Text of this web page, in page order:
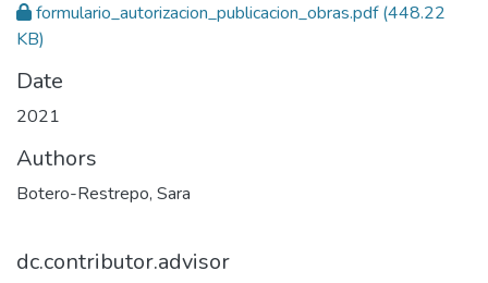
formulario_autorizacion_publicacion_obras.pdf(448.22
KB)
Date
2021
Authors
Botero-Restrepo, Sara
dc.contributor.advisor